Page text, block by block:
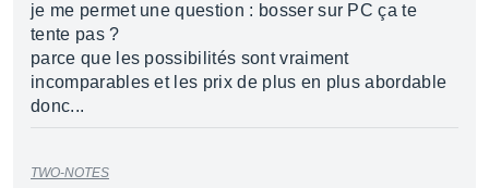
je me permet une question : bosser sur PC ça te
tente pas ?
parce que les possibilités sont vraiment
incomparables et les prix de plus en plus abordable
donc...
TWO-NOTES